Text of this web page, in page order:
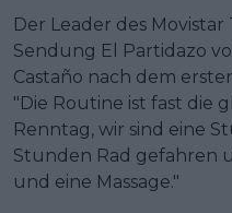
Der Leader des Movistar
Sendung El Partidazo
Castaño nach dem
"Die Routine ist fast die
Renntag, wir sind eine
Stunden Rad gefahren
und eine Massage."